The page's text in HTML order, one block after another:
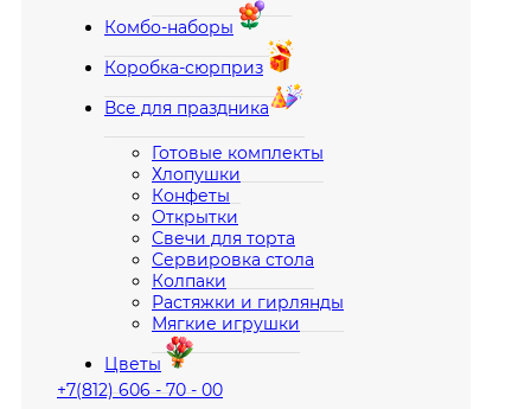
Комбо-наборы
Коробка-сюрприз
Все для праздника
Готовые комплекты
Хлопушки
Конфеты
Открытки
Свечи для торта
Сервировка стола
Колпаки
Растяжки и гирлянды
Мягкие игрушки
Цветы
+7(812) 606 - 70 - 00